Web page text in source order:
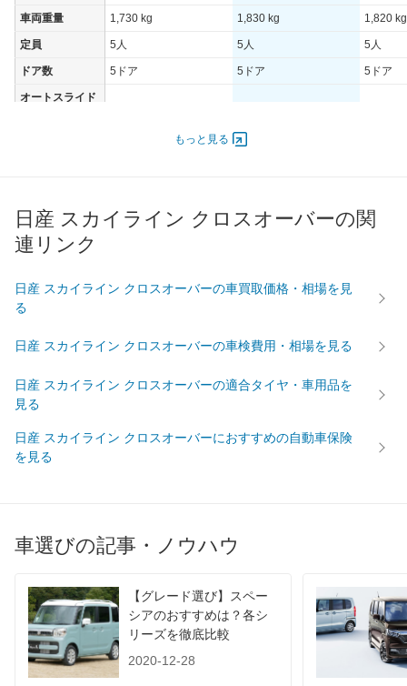
車両重量 1,730 kg 1,830 kg 1,820 kg
定員 5人 5人 5人
ドア数 5ドア 5ドア 5ドア
オートスライド
過給機 - - -
タイヤ
後輪サイズ 225/55R18 98H 225/55R18 98H 225/
WLTC - -
WLTC/郊外 - -
JC08 -
もっと見る
日産 スカイライン クロスオーバーの関
連リンク
日産 スカイライン クロスオーバーの車買取価格・相場を見
る
日産 スカイライン クロスオーバーの車検費用・相場を見る
日産 スカイライン クロスオーバーの適合タイヤ・車用品を
見る
日産 スカイライン クロスオーバーにおすすめの自動車保険
を見る
車選びの記事・ノウハウ
【グレード選び】スペー
シアのおすすめは？各シ
リーズを徹底比較
2020-12-28